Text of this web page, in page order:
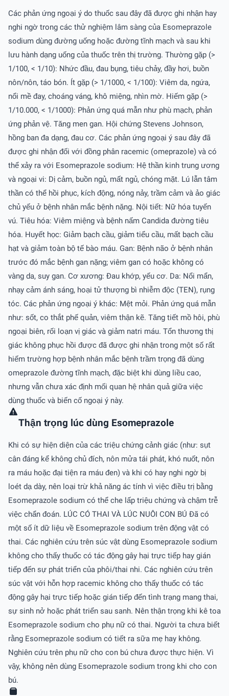
Các phản ứng ngoại ý do thuốc sau đây đã được ghi nhận hay
nghi ngờ trong các thử nghiệm lâm sàng của Esomeprazole
sodium dùng đường uống hoặc đường tĩnh mạch và sau khi
lưu hành dạng uống của thuốc trên thị trường. Thường gặp (>
1/100, < 1/10): Nhức đầu, đau bụng, tiêu chảy, đầy hơi, buồn
nôn/nôn, táo bón. Ít gặp (> 1/1000, < 1/100): Viêm da, ngứa,
nổi mề đay, choáng váng, khô miệng, nhìn mờ. Hiếm gặp (>
1/10.000, < 1/1000): Phản ứng quá mẫn như phù mạch, phản
ứng phản vệ. Tăng men gan. Hội chứng Stevens Johnson,
hồng ban đa dạng, đau cơ. Các phản ứng ngoại ý sau đây đã
được ghi nhận đối với đồng phân racemic (omeprazole) và có
thể xảy ra với Esomeprazole sodium: Hệ thần kinh trung ương
và ngoại vi: Dị cảm, buồn ngủ, mất ngủ, chóng mặt. Lú lẫn tâm
thần có thể hồi phục, kích động, nóng nảy, trầm cảm và ảo giác
chủ yếu ở bệnh nhân mắc bệnh nặng. Nội tiết: Nữ hóa tuyến
vú. Tiêu hóa: Viêm miệng và bệnh nấm Candida đường tiêu
hóa. Huyết học: Giảm bạch cầu, giảm tiểu cầu, mất bạch cầu
hạt và giảm toàn bộ tế bào máu. Gan: Bệnh não ở bệnh nhân
trước đó mắc bệnh gan nặng; viêm gan có hoặc không có
vàng da, suy gan. Cơ xương: Ðau khớp, yếu cơ. Da: Nổi mẩn,
nhạy cảm ánh sáng, hoại tử thượng bì nhiễm độc (TEN), rụng
tóc. Các phản ứng ngoại ý khác: Mệt mỏi. Phản ứng quá mẫn
như: sốt, co thắt phế quản, viêm thận kẽ. Tăng tiết mồ hôi, phù
ngoại biên, rối loạn vị giác và giảm natri máu. Tổn thương thị
giác không phục hồi được đã được ghi nhận trong một số rất
hiếm trường hợp bệnh nhân mắc bệnh trầm trọng đã dùng
omeprazole đường tĩnh mạch, đặc biệt khi dùng liều cao,
nhưng vẫn chưa xác định mối quan hệ nhân quả giữa việc
dùng thuốc và biến cố ngoại ý này.
Thận trọng lúc dùng Esomeprazole
Khi có sự hiện diện của các triệu chứng cảnh giác (như: sụt
cân đáng kể không chủ đích, nôn mửa tái phát, khó nuốt, nôn
ra máu hoặc đại tiện ra máu đen) và khi có hay nghi ngờ bị
loét dạ dày, nên loại trừ khả năng ác tính vì việc điều trị bằng
Esomeprazole sodium có thể che lấp triệu chứng và chậm trễ
việc chẩn đoán. LÚC CÓ THAI VÀ LÚC NUÔI CON BÚ Ðã có
một số ít dữ liệu về Esomeprazole sodium trên động vật có
thai. Các nghiên cứu trên súc vật dùng Esomeprazole sodium
không cho thấy thuốc có tác động gây hại trực tiếp hay gián
tiếp đến sự phát triển của phôi/thai nhi. Các nghiên cứu trên
súc vật với hỗn hợp racemic không cho thấy thuốc có tác
động gây hại trực tiếp hoặc gián tiếp đến tình trạng mang thai,
sự sinh nở hoặc phát triển sau sanh. Nên thận trọng khi kê toa
Esomeprazole sodium cho phụ nữ có thai. Người ta chưa biết
rằng Esomeprazole sodium có tiết ra sữa mẹ hay không.
Nghiên cứu trên phụ nữ cho con bú chưa được thực hiện. Vì
vậy, không nên dùng Esomeprazole sodium trong khi cho con
bú.